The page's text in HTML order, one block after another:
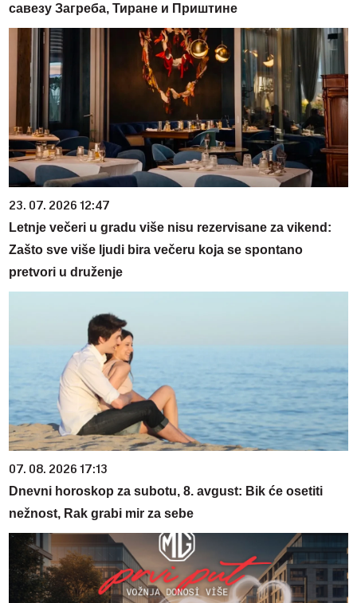
савезу Загреба, Тиране и Приштине
23. 07. 2026 12:47
Letnje večeri u gradu više nisu rezervisane za vikend:
Zašto sve više ljudi bira večeru koja se spontano
pretvori u druženje
07. 08. 2026 17:13
Dnevni horoskop za subotu, 8. avgust: Bik će osetiti
nežnost, Rak grabi mir za sebe